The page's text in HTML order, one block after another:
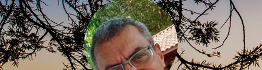
POETAS
BLOG
COMUNIDADE